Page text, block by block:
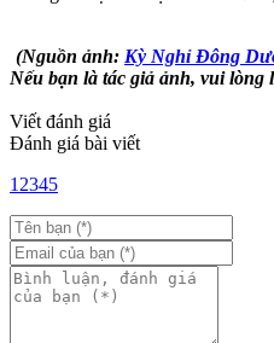
(Nguồn ảnh: Kỳ Nghỉ Đông
Nếu bạn là tác giả ảnh, vui lòng
Viết đánh giá
Đánh giá bài viết
1 2345